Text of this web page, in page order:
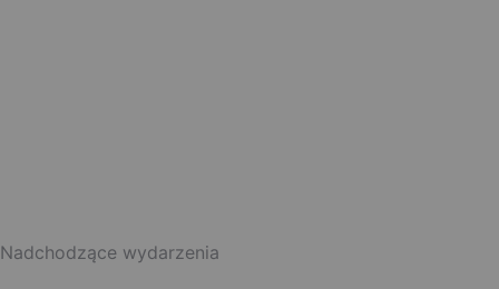
Nadchodzące wydarzenia